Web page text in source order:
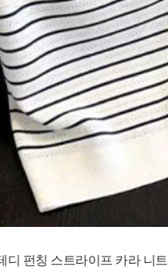
펀칭 스트라이프 카라 니트